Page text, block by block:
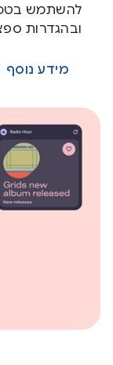
להשתמש
ובהגדרות
מידע נוסף